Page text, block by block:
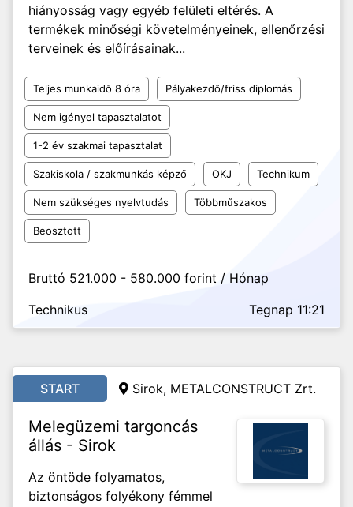
hiányosság vagy egyéb felületi eltérés. A
termékek minőségi követelményeinek, ellenőrzési
terveinek és előírásainak...
Teljes munkaidő 8 óra Pályakezdő/friss diplomás
Nem igényel tapasztalatot
1-2 év szakmai tapasztalat
Szakiskola / szakmunkás képző OKJ Technikum
Nem szükséges nyelvtudás Többműszakos
Beosztott
Bruttó 521.000 - 580.000 forint / Hónap
Technikus
Tegnap 11:21
START Sirok, METALCONSTRUCT Zrt.
Melegüzemi targoncás
állás - Sirok
Az öntöde folyamatos,
biztonságos folyékony fémmel